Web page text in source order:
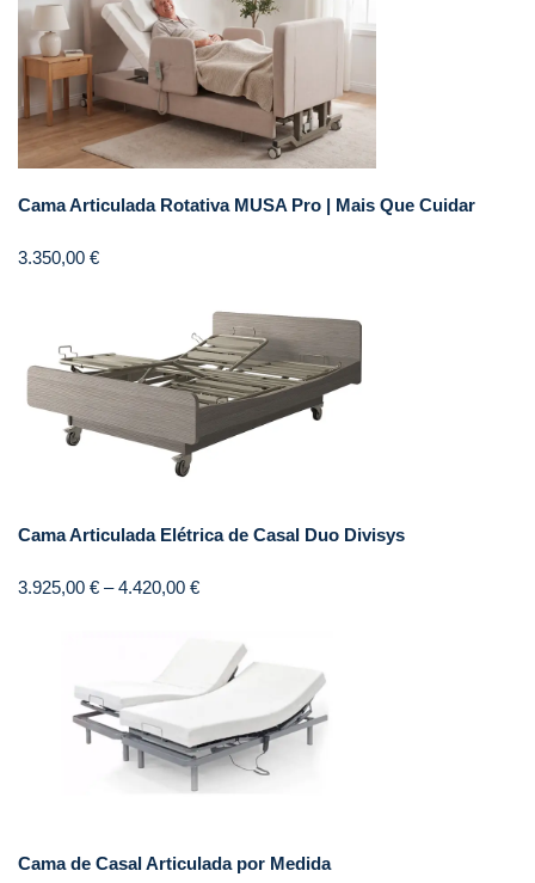
Cama Articulada Rotativa MUSA Pro | Mais Que Cuidar
3.350,00 €
Cama Articulada Elétrica de Casal Duo Divisys
3.925,00 € – 4.420,00 €
Cama de Casal Articulada por Medida